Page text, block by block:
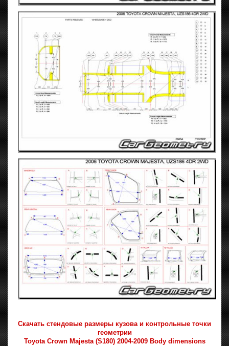
Скачать стендовые размеры кузова и контрольные точки
геометрии
Toyota Crown Majesta (S180) 2004-2009 Body dimensions